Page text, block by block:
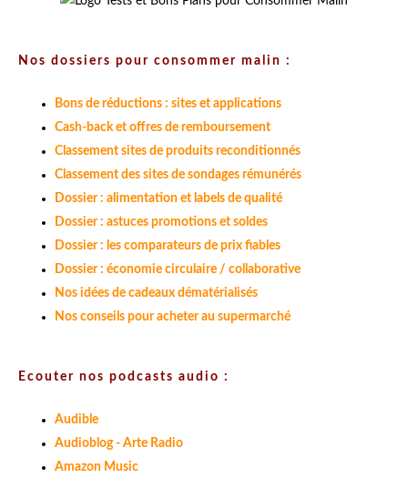
Nos dossiers pour consommer malin :
Bons de réductions : sites et applications
Cash-back et offres de remboursement
Classement sites de produits reconditionnés
Classement des sites de sondages rémunérés
Dossier : alimentation et labels de qualité
Dossier : astuces promotions et soldes
Dossier : les comparateurs de prix fiables
Dossier : économie circulaire / collaborative
Nos idées de cadeaux dématérialisés
Nos conseils pour acheter au supermarché
Ecouter nos podcasts audio :
Audible
Audioblog - Arte Radio
Amazon Music